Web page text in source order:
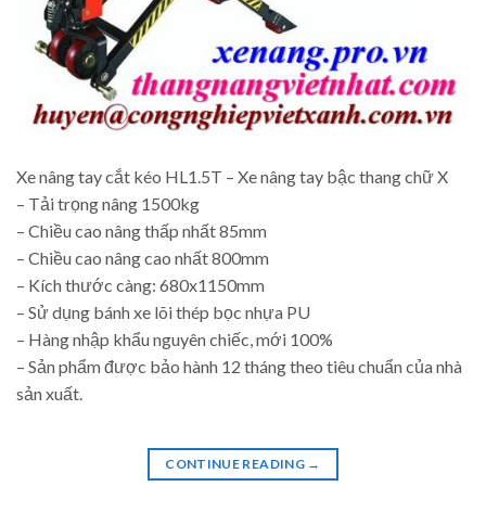
Xe nâng tay cắt kéo HL1.5T – Xe nâng tay bậc thang chữ X
– Tải trọng nâng 1500kg
– Chiều cao nâng thấp nhất 85mm
– Chiều cao nâng cao nhất 800mm
– Kích thước càng: 680x1150mm
– Sử dụng bánh xe lõi thép bọc nhựa PU
– Hàng nhập khẩu nguyên chiếc, mới 100%
– Sản phẩm được bảo hành 12 tháng theo tiêu chuẩn của nhà
sản xuất.
CONTINUE READING →